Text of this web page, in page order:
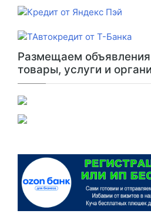
Размещаем
товары, услуги и